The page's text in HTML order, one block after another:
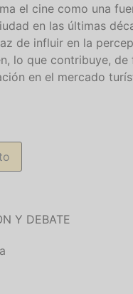
el cine como una
en las últimas
de influir en la
lo que contribuye,
en el mercado
Y DEBATE